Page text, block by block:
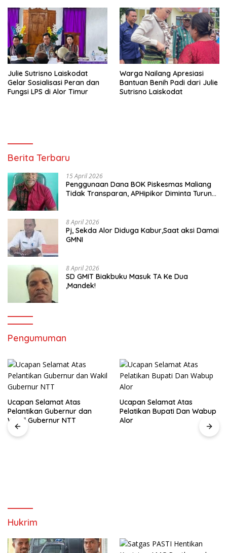
Julie Sutrisno Laiskodat
Gelar Sosialisasi Peran dan
Fungsi LPS di Alor Timur
Warga Nailang Apresiasi
Bantuan Benih Padi dari Julie
Sutrisno Laiskodat
Berita Terbaru
15 April 2026
Penggunaan Dana BOK Piskesmas Maliang
Tidak Transparan, APHipikor Diminta Turun
8 April 2026
Pj, Sekda Alor Diduga Kabur,Saat aksi Damai
GMNI
8 April 2026
SD GMIT Biakbuku Masuk TA Ke Dua
,Mandek!
Pengumuman
Ucapan Selamat Atas
Pelantikan Gubernur dan
Wakil Gubernur NTT
Ucapan Selamat Atas
Pelatikan Bupati Dan Wabup
Alor
Hukrim